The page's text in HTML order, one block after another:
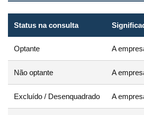
Status na consulta
Optante A
Não optante A
Excluído / Desenquadrado A